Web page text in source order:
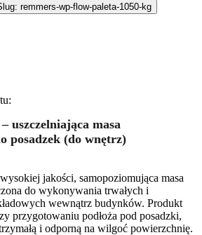
remmers-wp-flow-paleta-1050-kg
uszczelniająca masa
posadzek (do wnętrz)
jakości, samopoziomująca masa
do wykonywania trwałych i
wewnątrz budynków. Produkt
przygotowaniu podłoża pod posadzki,
i odporną na wilgoć powierzchnię.